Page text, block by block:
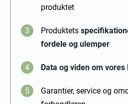
produktet
3 Produktets
fordele og ulemper
4 Data og viden om
5
Garantier, service og